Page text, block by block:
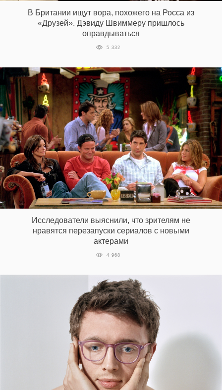
В Британии ищут вора, похожего на Росса из
«Друзей». Дэвиду Швиммеру пришлось
оправдываться
5 332
Исследователи выяснили, что зрителям не
нравятся перезапуски сериалов с новыми
актерами
4 968